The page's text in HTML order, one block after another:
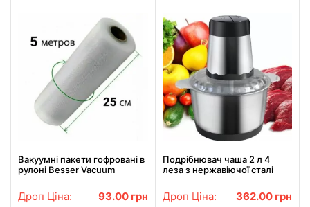
Вакуумні пакети гофровані в
рулоні Besser Vacuum
Дроп Ціна: 93.00 грн
Подрібнювач чаша 2 л 4
леза з нержавіючої сталі
Дроп Ціна: 362.00 грн